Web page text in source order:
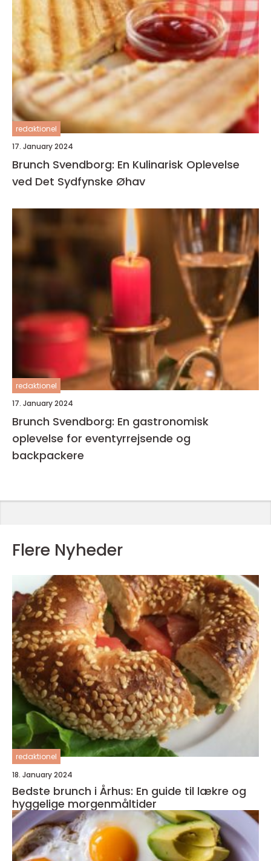
redaktionel
17. January 2024
Brunch Svendborg: En Kulinarisk Oplevelse
ved Det Sydfynske Øhav
redaktionel
17. January 2024
Brunch Svendborg: En gastronomisk
oplevelse for eventyrrejsende og
backpackere
Flere Nyheder
redaktionel
18. January 2024
Bedste brunch i Århus: En guide til lækre og
hyggelige morgenmåltider